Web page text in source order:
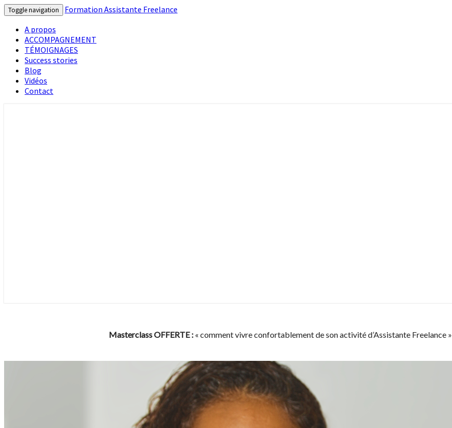
Toggle navigation
Formation Assistante Freelance
A propos
ACCOMPAGNEMENT
TÉMOIGNAGES
Success stories
Blog
Vidéos
Contact
Masterclass OFFERTE : « comment vivre confortablement de son activité d’Assistante Freelance »